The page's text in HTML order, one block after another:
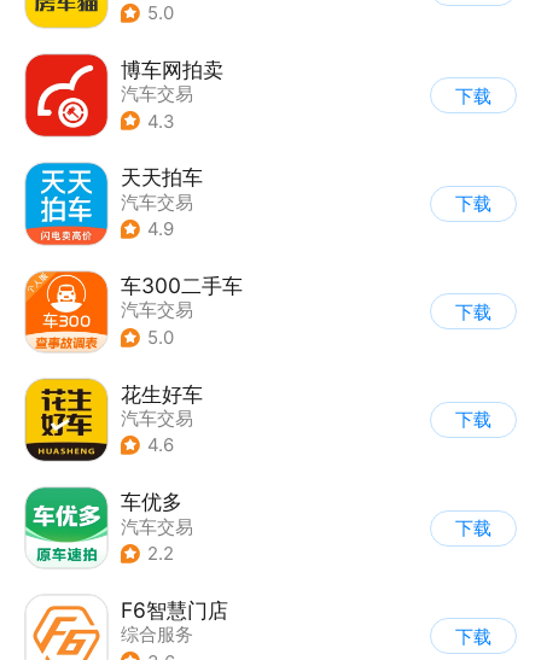
5.0
博车网拍卖
汽车交易
4.3
下载
天天拍车
汽车交易
4.9
下载
车300二手车
汽车交易
5.0
下载
花生好车
汽车交易
4.6
下载
车优多
汽车交易
2.2
下载
F6智慧门店
综合服务
下载